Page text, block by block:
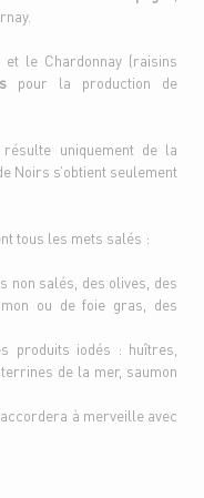
le Chardonnay (raisins
pour la production de
résulte uniquement de la
Noirs s’obtient seulement
tous les mets salés :
non salés, des olives, des
ou de foie gras, des
produits iodés : huîtres,
de la mer, saumon
à merveille avec